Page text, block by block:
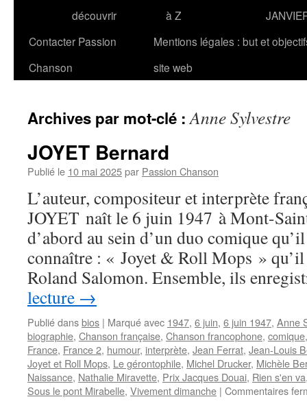
découvrir
à Z
Contacter Passion
Chanson
Mentions légales : but et
site web
Archives par mot-clé :Anne Sylvestre
JOYET Bernard
Publié le 10 mai 2025par Passion Chanson
L’auteur, compositeur et interprète
JOYET naît le 6 juin 1947 à Mont-
d’abord au sein d’un duo comique
connaître : « Joyet & Roll Mops »
Roland Salomon. Ensemble, ils
lecture →
Publié dansbios | Marqué avec 1947, 6 juin, 6 juin 1947, Anne
biographie, Chanson française, Chanson francophone, comique
France, France 2, humour, interprète, Jean Ferrat, Jean-Louis
Joyet et Roll Mops, Le gérontophile, Michel Drucker, Michèle
Naissance, Nathalie Miravette, Prix Jacques Douai, Rien s'en va
Sous le pont Mirabelle, Vivement dimanche | Commentaires